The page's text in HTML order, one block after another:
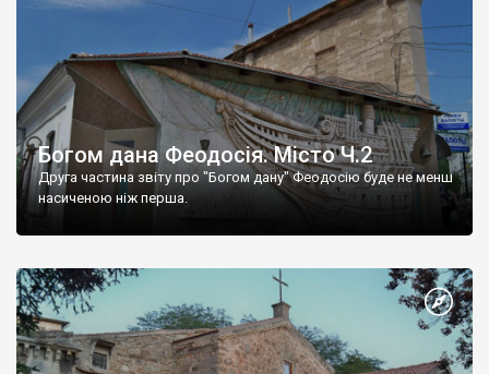
Богом дана Феодосія. Місто Ч.2
Друга частина звіту про "Богом дану" Феодосію буде не менш
насиченою ніж перша.